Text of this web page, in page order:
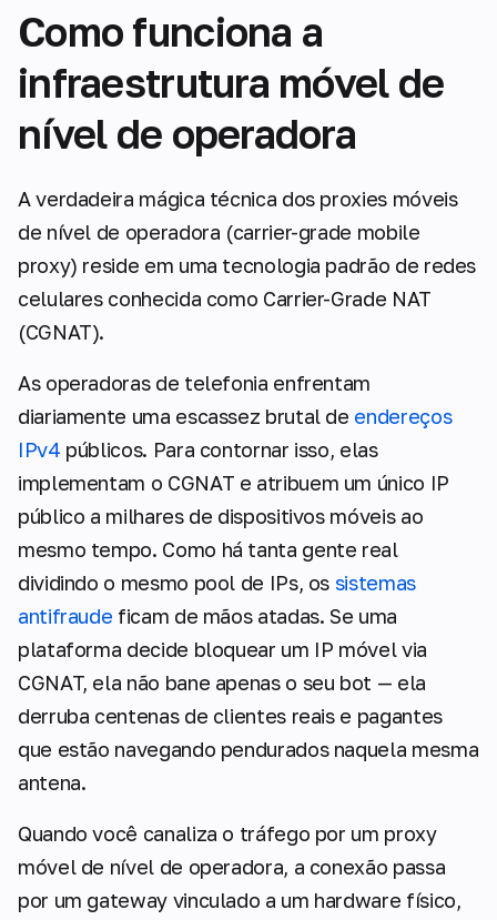
Como funciona a
infraestrutura móvel de
nível de operadora
A verdadeira mágica técnica dos proxies móveis
de nível de operadora (carrier-grade mobile
proxy) reside em uma tecnologia padrão de redes
celulares conhecida como Carrier-Grade NAT
(CGNAT).
As operadoras de telefonia enfrentam
diariamente uma escassez brutal de endereços
IPv4 públicos. Para contornar isso, elas
implementam o CGNAT e atribuem um único IP
público a milhares de dispositivos móveis ao
mesmo tempo. Como há tanta gente real
dividindo o mesmo pool de IPs, os sistemas
antifraude ficam de mãos atadas. Se uma
plataforma decide bloquear um IP móvel via
CGNAT, ela não bane apenas o seu bot — ela
derruba centenas de clientes reais e pagantes
que estão navegando pendurados naquela mesma
antena.
Quando você canaliza o tráfego por um proxy
móvel de nível de operadora, a conexão passa
por um gateway vinculado a um hardware físico,